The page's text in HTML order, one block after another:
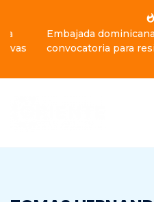
Embajada dominicana en
convocatoria para